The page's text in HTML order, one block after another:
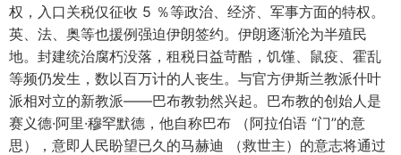
权，入口关税仅征收 5 ％等政治、经济、军事方面的特权。
英、法、奥等也援例强迫伊朗签约。伊朗逐渐沦为半殖民
地。封建统治腐朽没落，租税日益苛酷，饥馑、鼠疫、霍乱
等频仍发生，数以百万计的人丧生。与官方伊斯兰教派什叶
派相对立的新教派——巴布教勃然兴起。巴布教的创始人是
赛义德·阿里·穆罕默德，他自称巴布 （阿拉伯语 “门”的意
思），意即人民盼望已久的马赫迪 （救世主）的意志将通过